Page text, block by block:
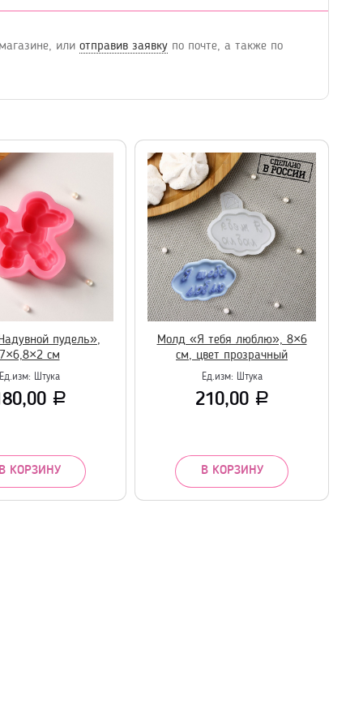
или отправив заявку по почте, а также по
пудель»,
7×6,8×2 см
Ед.изм: Штука
Р
В КОРЗИНУ
Молд «Я тебя люблю», 8×6
см, цвет прозрачный
Ед.изм: Штука
210,00 Р
В КОРЗИНУ